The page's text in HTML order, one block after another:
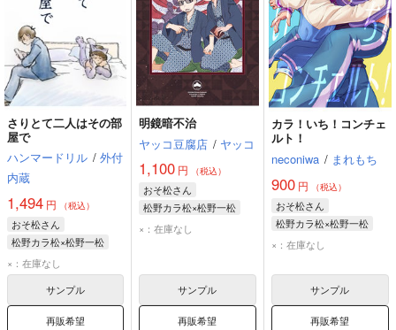
さりとて二人はその部
屋で
ハンマードリル / 外付
内蔵
1,494 円 （税込）
おそ松さん
松野カラ松×松野一松
松野カラ松
×：在庫なし
サンプル
再販希望
明鏡暗不治
ヤッコ豆腐店 / ヤッコ
1,100 円 （税込）
おそ松さん
松野カラ松×松野一松
松野カラ松
×：在庫なし
サンプル
再販希望
カラ！いち！コンチェ
ルト！
neconiwa / まれもち
900円 （税込）
おそ松さん
松野カラ松×松野一松
松野カラ松
×：在庫なし
サンプル
再販希望